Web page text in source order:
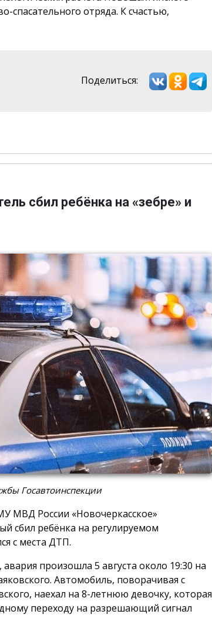
спасательного отряда. К счастью,
Поделиться:
сбил ребёнка на «зебре» и
Госавтоинспекции
МВД России «Новочеркасское»
сбил ребёнка на регулируемом
с места ДТП.
произошла 5 августа около 19:30 на
Автомобиль, поворачивая с
наехал на 8-летнюю девочку, которая
переходу на разрешающий сигнал